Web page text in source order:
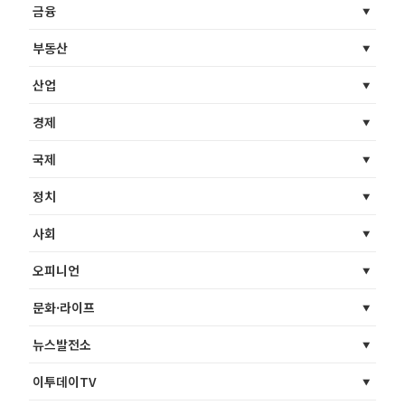
금융
부동산
산업
경제
국제
정치
사회
오피니언
문화·라이프
뉴스발전소
이투데이TV